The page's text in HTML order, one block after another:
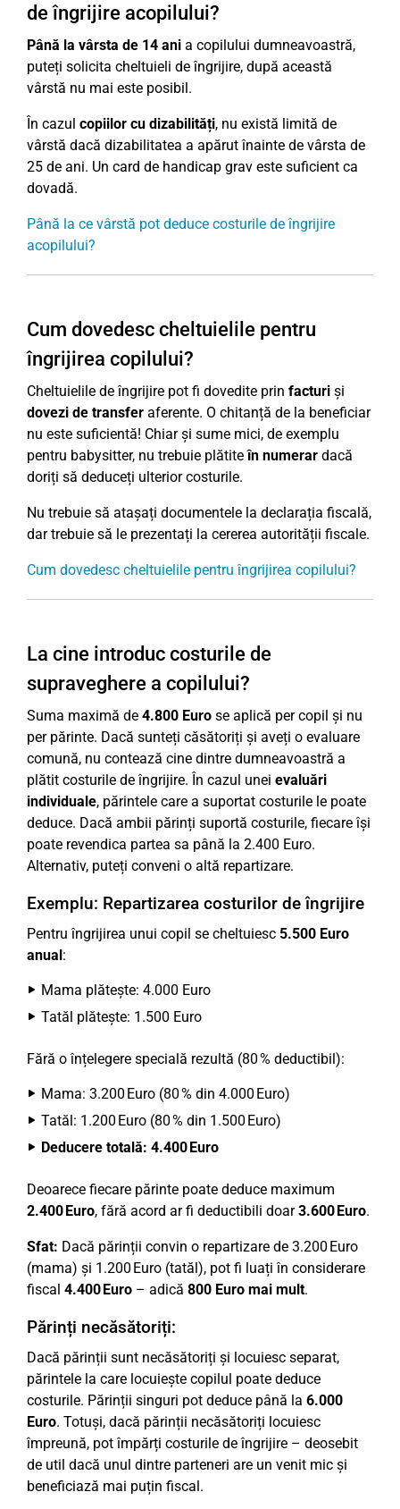
de îngrijire acopilului?
Până la vârsta de 14 ani a copilului dumneavoastră,
puteți solicita cheltuieli de îngrijire, după această
vârstă nu mai este posibil.
În cazul copiilor cu dizabilități, nu există limită de
vârstă dacă dizabilitatea a apărut înainte de vârsta de
25 de ani. Un card de handicap grav este suficient ca
dovadă.
Până la ce vârstă pot deduce costurile de îngrijire
acopilului?
Cum dovedesc cheltuielile pentru
îngrijirea copilului?
Cheltuielile de îngrijire pot fi dovedite prin facturi și
dovezi de transfer aferente. O chitanță de la beneficiar
nu este suficientă! Chiar și sume mici, de exemplu
pentru babysitter, nu trebuie plătiteîn numerar dacă
doriți să deduceți ulterior costurile.
Nu trebuie să atașați documentele la declarația fiscală,
dar trebuie să le prezentați la cererea autorității fiscale.
Cum dovedesc cheltuielile pentru îngrijirea copilului?
La cine introduc costurile de
supraveghere a copilului?
Suma maximă de 4.800 Euro se aplică per copil și nu
per părinte. Dacă sunteți căsătoriți și aveți o evaluare
comună, nu contează cine dintre dumneavoastră a
plătit costurile de îngrijire. În cazul unei evaluări
individuale, părintele care a suportat costurile le poate
deduce. Dacă ambii părinți suportă costurile, fiecare își
poate revendica partea sa până la 2.400 Euro.
Alternativ, puteți conveni o altă repartizare.
Exemplu: Repartizarea costurilor de îngrijire
Pentru îngrijirea unui copil se cheltuiesc 5.500 Euro
anual:
Mama plătește: 4.000 Euro
Tatăl plătește: 1.500 Euro
Fără o înțelegere specială rezultă (80 % deductibil):
Mama: 3.200 Euro (80 % din 4.000 Euro)
Tatăl: 1.200 Euro (80 % din 1.500 Euro)
Deducere totală: 4.400 Euro
Deoarece fiecare părinte poate deduce maximum
2.400 Euro, fără acord ar fi deductibili doar3.600 Euro.
Sfat: Dacă părinții convin o repartizare de 3.200 Euro
(mama) și 1.200 Euro (tatăl), pot fi luați în considerare
fiscal 4.400 Euro – adică 800 Euro mai mult.
Părinți necăsătoriți:
Dacă părinții sunt necăsătoriți și locuiesc separat,
părintele la care locuiește copilul poate deduce
costurile. Părinții singuri pot deduce până la 6.000
Euro. Totuși, dacă părinții necăsătoriți locuiesc
împreună, pot împărți costurile de îngrijire – deosebit
de util dacă unul dintre parteneri are un venit mic și
beneficiază mai puțin fiscal.